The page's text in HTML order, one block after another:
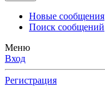
Новые сообщения
Поиск сообщений
Меню
Вход
Регистрация